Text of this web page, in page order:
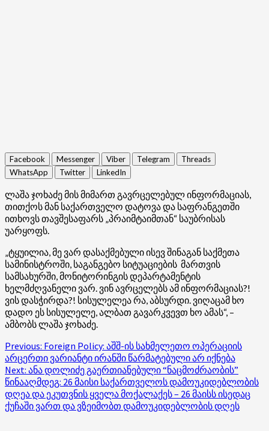
Facebook Messenger Viber Telegram
Threads
WhatsApp
Twitter LinkedIn
ლაშა ჯოხაძე მის მიმართ გავრცელებულ ინფორმაციას,
თითქოს მან საქართველო დატოვა და საფრანგეთში
ითხოვს თავშესაფარს „პრაიმტაიმთან“ საუბრისას
უარყოფს.
„ტყუილია, მე ვარ დასაქმებული ისევ შინაგან საქმეთა
სამინისტროში, საგანგებო სიტუაციების მართვის
სამსახურში, მონიტორინგის დეპარტამენტის
ხელმძღვანელი ვარ. ვინ ავრცელებს ამ ინფორმაციას?!
ვის დასჭირდა?! სისულელეა რა, აბსურდი. ვიღაცამ ხო
დადო ეს სისულელე, ალბათ გავარკვევთ ხო ამას“, –
ამბობს ლაშა ჯოხაძე.
Post
navigation
Previous: Foreign Policy: აშშ-ის სახმელეთო ოპერაციის
არცერთი ვარიანტი ირანში წარმატებული არ იქნება
Next: ანა დოლიძე გაერთიანებული “ნაცმოძრაობის”
წინააღმდეგ: 26 მაისი საქართველოს დამოუკიდებლობის
დღეა და ეკუთვნის ყველა მოქალაქეს – 26 მაისს ისედაც
ქუჩაში ვართ და ვზეიმობთ დამოუკიდებლობის დღეს